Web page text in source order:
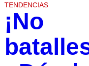
TENDENCIAS
¡No